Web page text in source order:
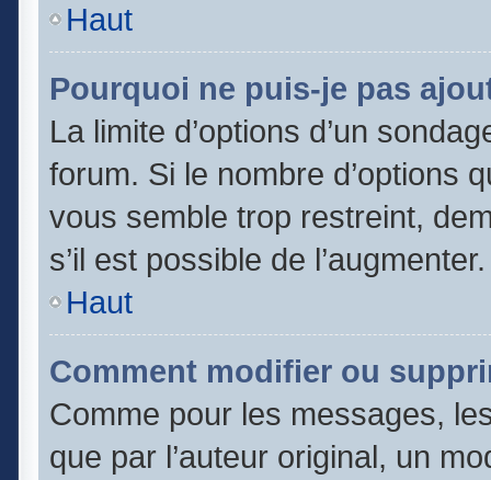
Haut
Pourquoi ne puis-je pas
La limite d’options d’un
forum. Si le nombre d’options
vous semble trop restreint,
s’il est possible de l’augmenter.
Haut
Comment modifier ou
Comme pour les messages,
que par l’auteur original, un